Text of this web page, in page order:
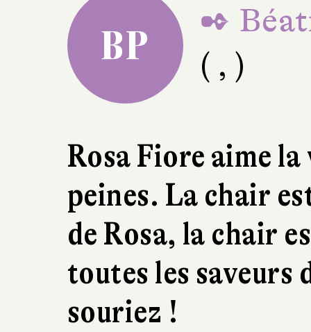
BP
✒
( , )
Rosa Fiore aime la
peines. La chair
de Rosa, la chair
toutes les saveurs
souriez !